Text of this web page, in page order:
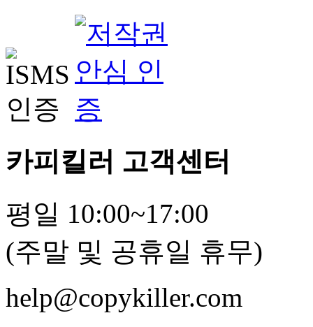
카피킬러 고객센터
평일 10:00~17:00
(주말 및 공휴일 휴무)
help@copykiller.com